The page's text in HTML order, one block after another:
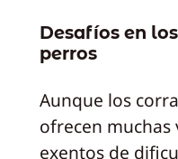
Desafíos en
perros
Aunque los
ofrecen muchas
exentos de